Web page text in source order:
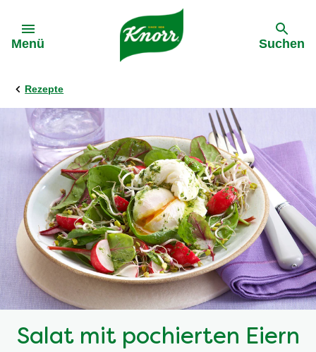
Menü Suchen
Rezepte
Salat mit pochierten Eiern